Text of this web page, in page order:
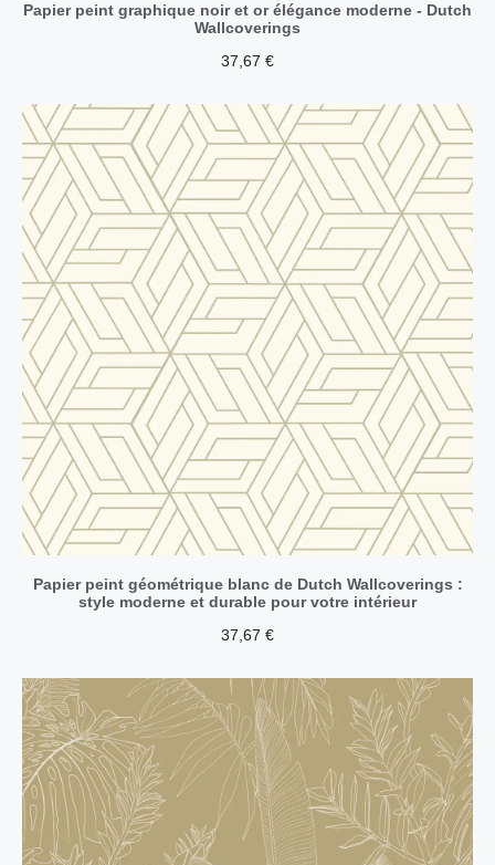
Papier peint graphique noir et or élégance moderne - Dutch
Wallcoverings
37,67 €
Papier peint géométrique blanc de Dutch Wallcoverings :
style moderne et durable pour votre intérieur
37,67 €